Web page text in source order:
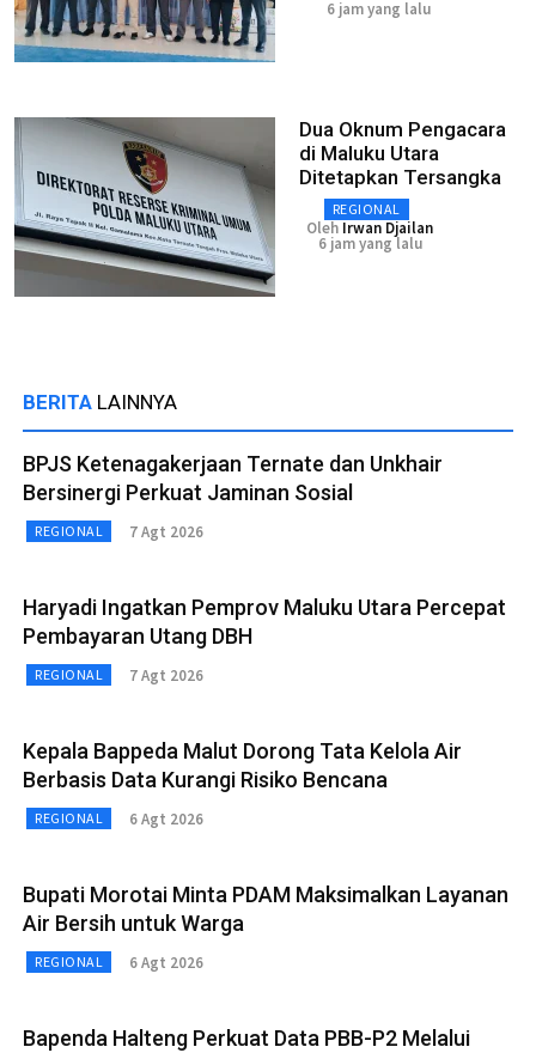
6 jam yang lalu
Dua Oknum Pengacara
di Maluku Utara
Ditetapkan Tersangka
REGIONAL
Oleh Irwan Djailan
6 jam yang lalu
BERITA LAINNYA
BPJS Ketenagakerjaan Ternate dan Unkhair
Bersinergi Perkuat Jaminan Sosial
REGIONAL 7 Agt 2026
Haryadi Ingatkan Pemprov Maluku Utara Percepat
Pembayaran Utang DBH
REGIONAL 7 Agt 2026
Kepala Bappeda Malut Dorong Tata Kelola Air
Berbasis Data Kurangi Risiko Bencana
REGIONAL 6 Agt 2026
Bupati Morotai Minta PDAM Maksimalkan Layanan
Air Bersih untuk Warga
REGIONAL 6 Agt 2026
Bapenda Halteng Perkuat Data PBB-P2 Melalui